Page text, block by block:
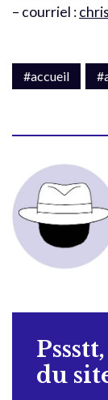
– courriel :
#accueil
du